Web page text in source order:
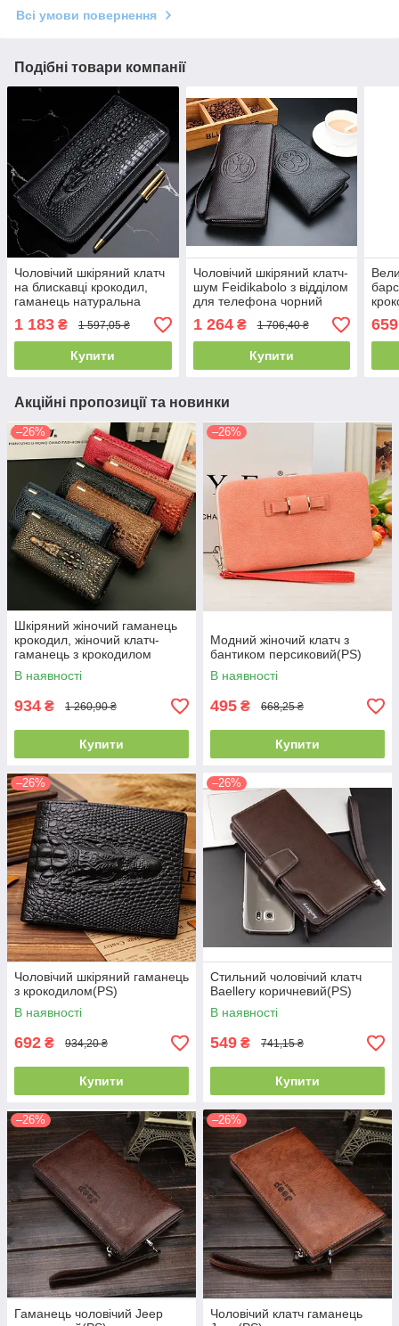
Всі умови повернення
Подібні товари компанії
Чоловічий шкіряний клатч
на блискавці крокодил,
гаманець натуральна
шкіра з крокодилом
рептилія
1 183 ₴ 1 597,05 ₴
Купити
Чоловічий шкіряний клатч-
шум Feidikabolo з відділом
для телефона чорний
1 264₴ 1 706,40 ₴
Купити
659
Акційні пропозиції та новинки
–26%
Шкіряний жіночий гаманець
крокодил, жіночий клатч-
гаманець з крокодилом
натуральна шкіра(PS)
В наявності
934 ₴ 1 260,90 ₴
Купити
–26%
Модний жіночий клатч з
бантиком персиковий(PS)
В наявності
495 ₴ 668,25 ₴
Купити
–26%
Чоловічий шкіряний гаманець
з крокодилом(PS)
В наявності
692 ₴ 934,20 ₴
Купити
–26%
Стильний чоловічий клатч
Baellery коричневий(PS)
В наявності
549 ₴ 741,15 ₴
Купити
–26%
Гаманець чоловічий Jeep
–26%
Чоловічий клатч гаманець